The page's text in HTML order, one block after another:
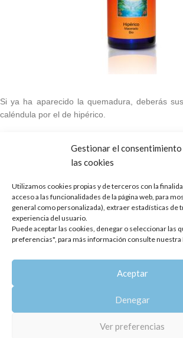
Gestionar el consentimiento
las cookies
Utilizamos cookies propias y de terceros con la
acceso a las funcionalidades de la página web, para
general como personalizada), extraer estadísticas de
experiencia del usuario.
Puede aceptar las cookies, denegar o seleccionar las
preferencias", para más información consulte nuestra
Aceptar
Denegar
Ver preferencias
Si ya ha aparecido la quemadura, deberás
caléndula por el de hipérico.
macerado de hipéricoen
de 1ª presión en frío
propiedades pero
punto de vista de la
asegurar que se trata de un
cutáneo de los más potentes
De hecho, debería
nuestros botiquines
que trata de manera efectiva
e irritaciones de todo